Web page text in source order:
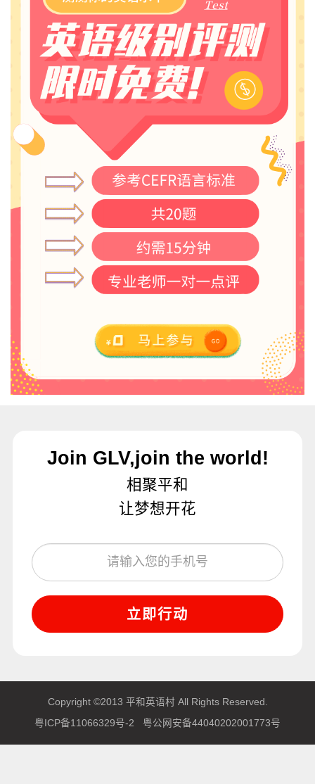
Join GLV,join the world!
相聚平和
让梦想开花
立即行动
Copyright ©2013 平和英语村 All Rights Reserved.
粤ICP备11066329号-2
粤公网安备44040202001773号